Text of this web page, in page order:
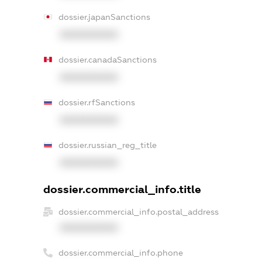
dossier.japanSanctions
dossier.canadaSanctions
dossier.rfSanctions
dossier.russian_reg_title
dossier.commercial_info.title
dossier.commercial_info.postal_address
dossier.commercial_info.phone